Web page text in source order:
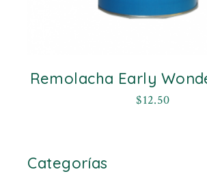
Remolacha Early
$12.50
Categorías